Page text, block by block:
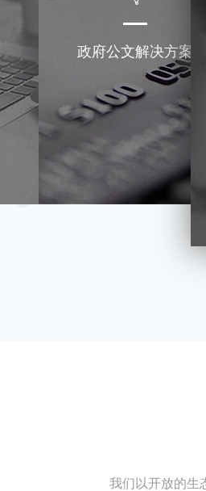
政府公文解决方案
我们以开放的生